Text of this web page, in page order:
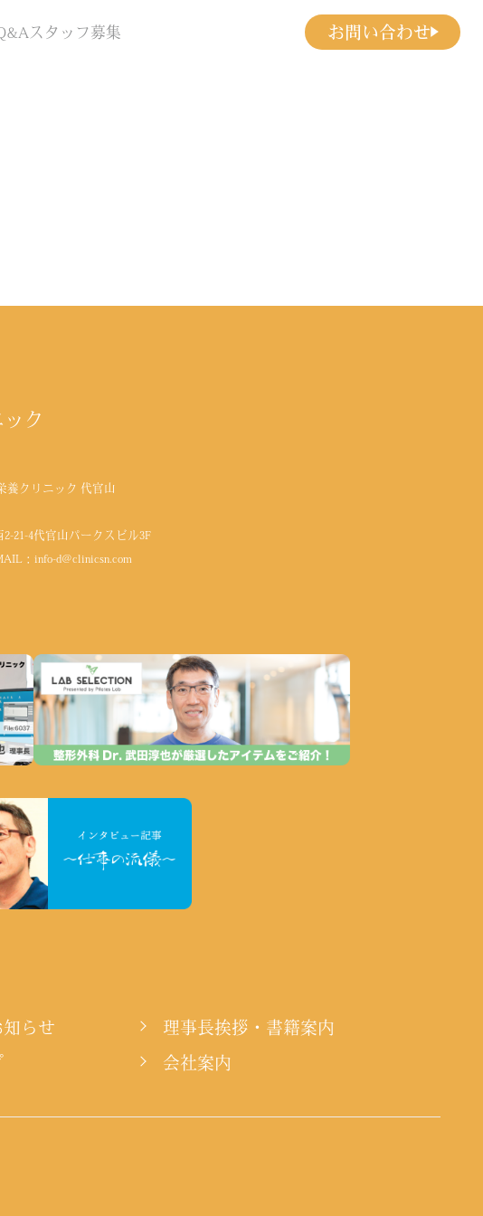
スタッフ募集 お問い合わせ
ク
養クリニック 代官山
21-4代官山パークスビル3F
： info-d@clinicsn.com
らせ 理事長挨拶・書籍案内
会社案内